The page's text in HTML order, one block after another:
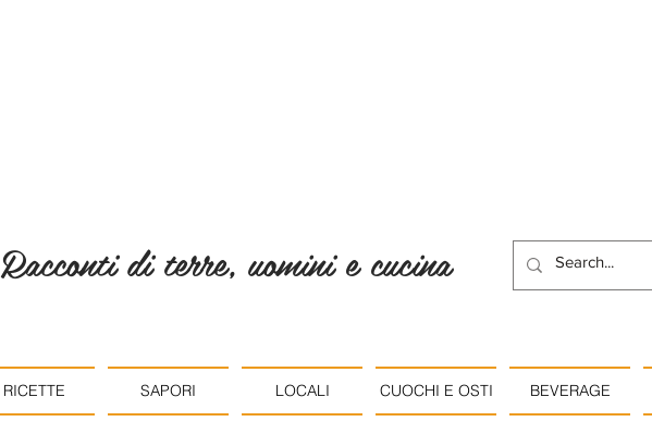
Racconti di terre, uomini e cucina
RICETTE SAPORI LOCALI CUOCHI E OSTI BEVERAGE